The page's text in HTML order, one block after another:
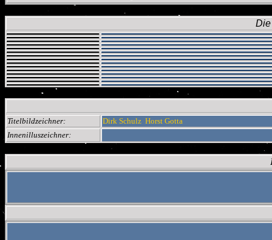
Titelbildzeichner: Dirk Schulz Horst Gotta
Innenilluszeichner: